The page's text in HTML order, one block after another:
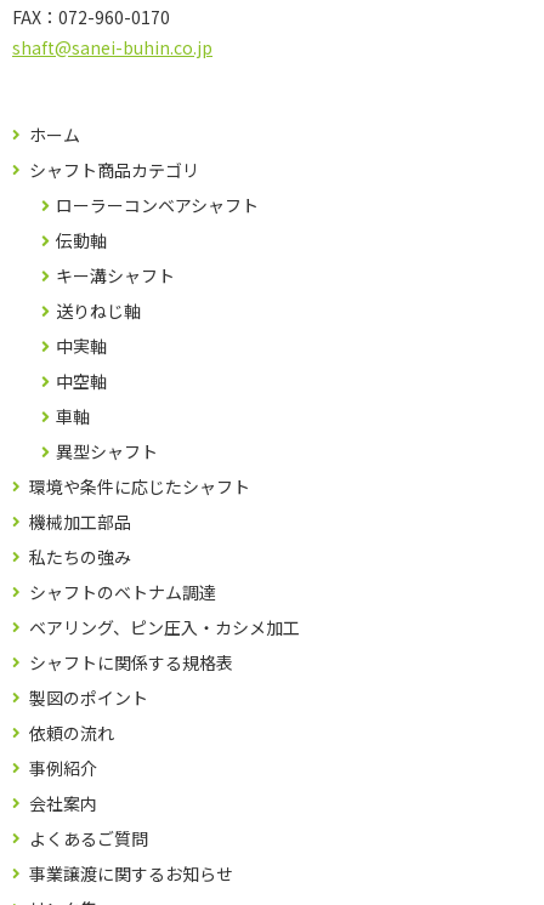
FAX： 072-960-0170
shaft@sanei-buhin.co.jp
ホーム
シャフト商品カテゴリ
ローラーコンベアシャフト
伝動軸
キー溝シャフト
送りねじ軸
中実軸
中空軸
車軸
異型シャフト
環境や条件に応じたシャフト
機械加工部品
私たちの強み
シャフトのベトナム調達
ベアリング、ピン圧入・カシメ加工
シャフトに関係する規格表
製図のポイント
依頼の流れ
事例紹介
会社案内
よくあるご質問
事業譲渡に関するお知らせ